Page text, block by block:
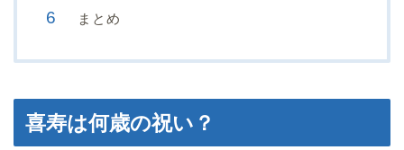
まとめ
喜寿は何歳の祝い？